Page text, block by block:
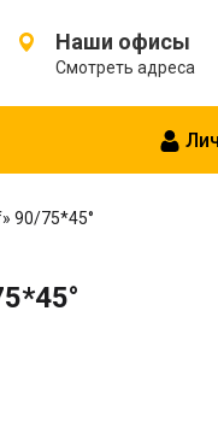
Наши офисы
Смотреть адреса
90/75*45°